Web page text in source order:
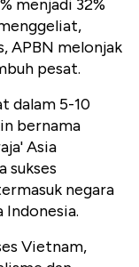
menjadi 32%
APBN melonjak
pesat.
dalam 5-10
bernama
Asia
sukses
negara
Indonesia.
Vietnam,